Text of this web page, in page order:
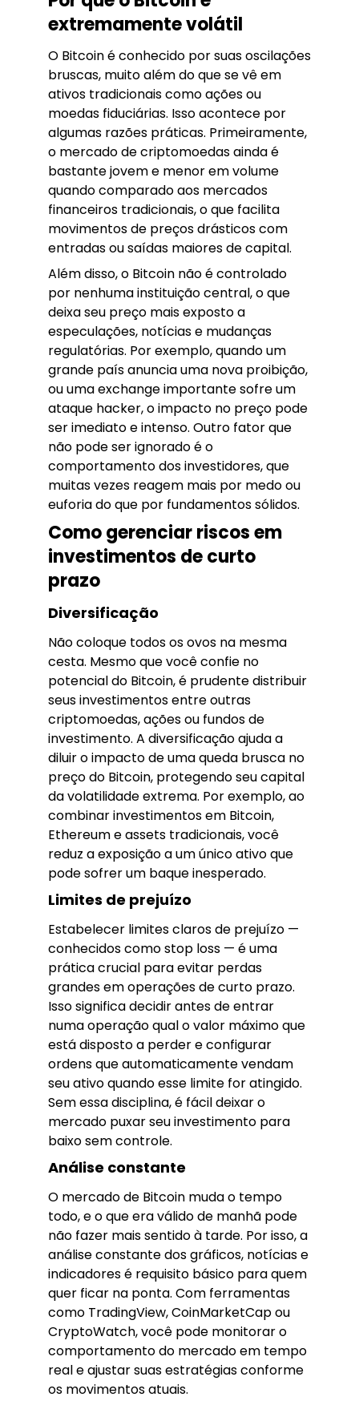
extremamente volátil
O Bitcoin é conhecido por suas oscilações
bruscas, muito além do que se vê em
ativos tradicionais como ações ou
moedas fiduciárias. Isso acontece por
algumas razões práticas. Primeiramente,
o mercado de criptomoedas ainda é
bastante jovem e menor em volume
quando comparado aos mercados
financeiros tradicionais, o que facilita
movimentos de preços drásticos com
entradas ou saídas maiores de capital.
Além disso, o Bitcoin não é controlado
por nenhuma instituição central, o que
deixa seu preço mais exposto a
especulações, notícias e mudanças
regulatórias. Por exemplo, quando um
grande país anuncia uma nova proibição,
ou uma exchange importante sofre um
ataque hacker, o impacto no preço pode
ser imediato e intenso. Outro fator que
não pode ser ignorado é o
comportamento dos investidores, que
muitas vezes reagem mais por medo ou
euforia do que por fundamentos sólidos.
Como gerenciar riscos em
investimentos de curto
prazo
Diversificação
Não coloque todos os ovos na mesma
cesta. Mesmo que você confie no
potencial do Bitcoin, é prudente distribuir
seus investimentos entre outras
criptomoedas, ações ou fundos de
investimento. A diversificação ajuda a
diluir o impacto de uma queda brusca no
preço do Bitcoin, protegendo seu capital
da volatilidade extrema. Por exemplo, ao
combinar investimentos em Bitcoin,
Ethereum e assets tradicionais, você
reduz a exposição a um único ativo que
pode sofrer um baque inesperado.
Limites de prejuízo
Estabelecer limites claros de prejuízo —
conhecidos como stop loss — é uma
prática crucial para evitar perdas
grandes em operações de curto prazo.
Isso significa decidir antes de entrar
numa operação qual o valor máximo que
está disposto a perder e configurar
ordens que automaticamente vendam
seu ativo quando esse limite for atingido.
Sem essa disciplina, é fácil deixar o
mercado puxar seu investimento para
baixo sem controle.
Análise constante
O mercado de Bitcoin muda o tempo
todo, e o que era válido de manhã pode
não fazer mais sentido à tarde. Por isso, a
análise constante dos gráficos, notícias e
indicadores é requisito básico para quem
quer ficar na ponta. Com ferramentas
como TradingView, CoinMarketCap ou
CryptoWatch, você pode monitorar o
comportamento do mercado em tempo
real e ajustar suas estratégias conforme
os movimentos atuais.